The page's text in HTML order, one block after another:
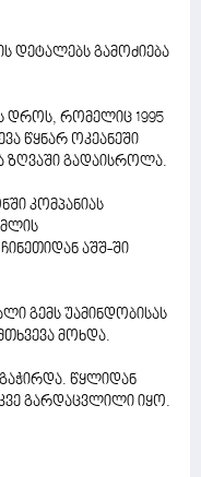
დეტალებს გამოძიება
ის დროს, რომელიც 1995
წყნარ ოკეანეში
ზღვაში გადაისროლა.
კომპანიას
აშშ-ში
გემს უამინდობისას
მოხდა.
გაჭირდა. წყლიდან
გარდაცვლილი იყო.